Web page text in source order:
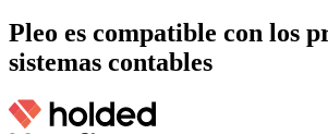
Pleo es compatible con los
sistemas contables